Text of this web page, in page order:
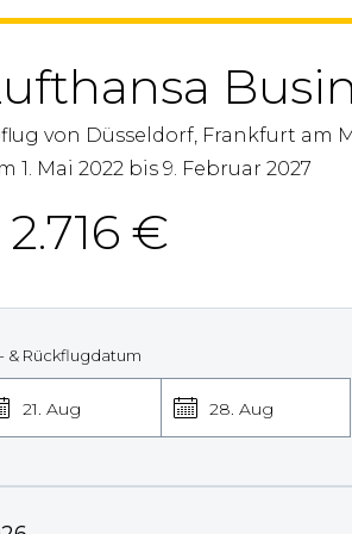
von Düsseldorf, Frankfurt am
1. Mai 2022 bis 9. Februar 2027
2.716 €
& Rückflugdatum
21. Aug 28. Aug